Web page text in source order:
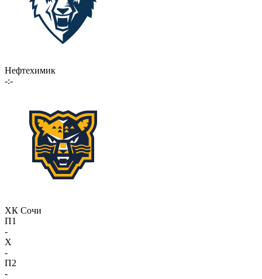
Нефтехимик
-:-
ХК Сочи
П1
-
X
-
П2
-